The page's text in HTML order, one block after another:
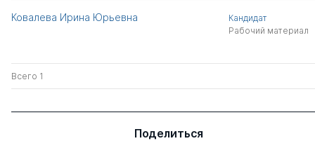
Ковалева Ирина Юрьевна
Кандидат
Рабочий материал
Всего 1
Поделиться